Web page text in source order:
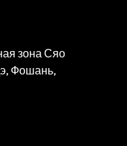
зона Сяо
Фошань,